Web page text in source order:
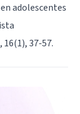
adolescentes
37-57.